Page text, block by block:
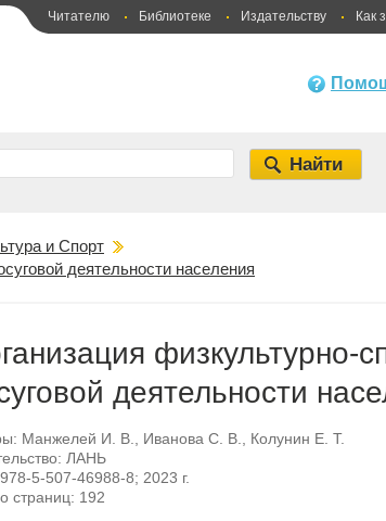
Читателю Библиотеке Издательству Как
и Спорт
деятельности населения
физкультурно-
деятельности
Манжелей И. В. Иванова С. В.
Колунин Е. Т.
ЛАНЬ
978-5-507-46988-8; 2023 г.
страниц: 192